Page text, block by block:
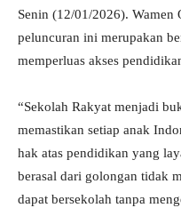
Senin (12/01/2026). Wamen
peluncuran ini merupakan
memperluas akses
“Sekolah Rakyat menjadi
memastikan setiap anak
hak atas pendidikan yang
berasal dari golongan tidak
dapat bersekolah tanpa